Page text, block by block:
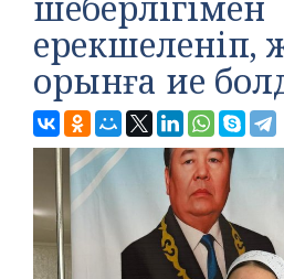
ерекшеленіп,
орынға ие